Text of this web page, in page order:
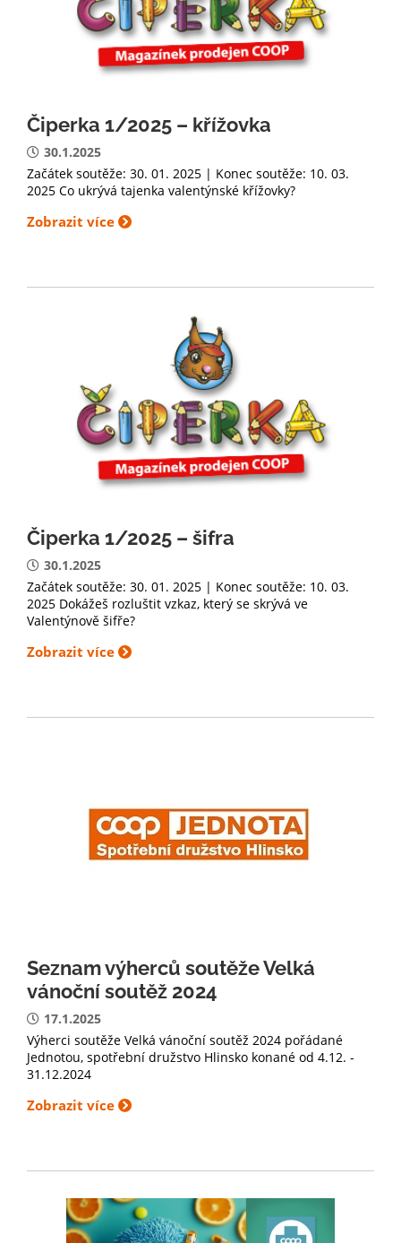
Čiperka 1/2025 – křížovka
30.1.2025
Začátek soutěže: 30. 01. 2025 | Konec soutěže: 10. 03.
2025 Co ukrývá tajenka valentýnské křížovky?
Zobrazit více
Čiperka 1/2025 – šifra
30.1.2025
Začátek soutěže: 30. 01. 2025 | Konec soutěže: 10. 03.
2025 Dokážeš rozluštit vzkaz, který se skrývá ve
Valentýnově šifře?
Zobrazit více
Seznam výherců soutěže Velká
vánoční soutěž 2024
17.1.2025
Výherci soutěže Velká vánoční soutěž 2024 pořádané
Jednotou, spotřební družstvo Hlinsko konané od 4.12. -
31.12.2024
Zobrazit více